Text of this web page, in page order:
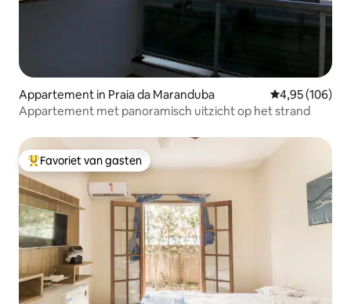
Appartement in Praia da Maranduba Gemiddelde
4,95 (106)
Appartement met panoramisch uitzicht op het strand
Topfavoriet van gasten
Favoriet van gasten